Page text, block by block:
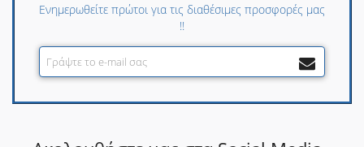
Ενημερωθείτε πρώτοι για τις διαθέσιμες προσφορές μας
!!